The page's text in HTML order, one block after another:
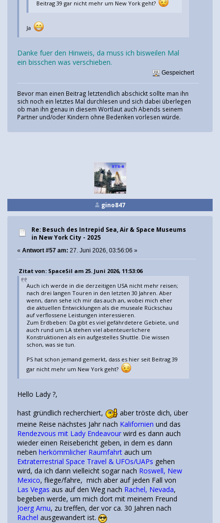
Beitrag 39 gar nicht mehr um New York geht?
Ja
Danke fuer den Hinweis, da muss ich bisweilen Mal
ein bisschen was verschieben.
Gespeichert
Bevor man einen Beitrag letztendlich abschickt sollte man ihn
sich noch ein letztes Mal durchlesen und sich dabei überlegen
ob man ihn genau in diesem Wortlaut auch Abends seinem
Partner und/oder Kindern ohne Bedenken vorlesen würde.
gino847
Re: Besuch des Intrepid Sea, Air & Space Museums
in New York City - 2025
« Antwort #57 am: 27. Juni 2026, 03:56:06 »
Zitat von: SpaceSil am 25. Juni 2026, 11:53:06
Auch ich werde in die derzeitigen USA nicht mehr reisen;
nach drei langen Touren in den letzten 30 Jahren. Aber
wenn, dann sehe ich mir das auch an, wobei mich eher
die aktuellen Entwicklungen als die museale Rückschau
auf verflossene Leistungen interessieren.
Zum Erdbeben: Da gibt es viel gefährdetere Gebiete, und
auch rund um LA stehen viel abenteuerlichere
Konstruktionen als ein aufgestelles Shuttle. Die wissen
schon, was sie tun.
PS hat schon jemand gemerkt, dass es hier seit Beitrag 39
gar nicht mehr um New York geht?
Hello Lady ?,
hast gründlich recherchiert,
aber tröste dich, über
meine Reise nächstes Jahr nach Kalifornien und das
Rendezvous mit Lady Endeavour wird es dann auch
wieder einen Reisebericht geben, in dem es dann
neben herkömmlicher Raumfahrt auch um
Extraterrestrial Space Travel & UFOs/UAPs gehen
wird, da ich dann vielleicht sogar nach Roswell, New
Mexico, fliege/fahre, mich aber auf jeden Fall von
Las Vegas aus auf den Weg nach Rachel, Nevada,
begeben werde, um mich dort mit meinem Freund
Joerg Arnu, zu treffen, der vor ca. 30 Jahren nach
Rachel ausgewandert ist.